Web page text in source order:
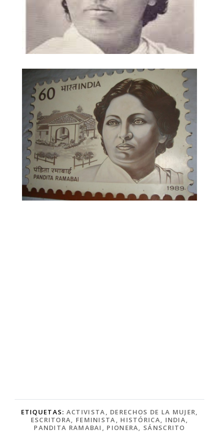
ETIQUETAS: ACTIVISTA, DERECHOS DE LA MUJER,
ESCRITORA, FEMINISTA, HISTÓRICA, INDIA,
PANDITA RAMABAI , PIONERA, SÁNSCRITO